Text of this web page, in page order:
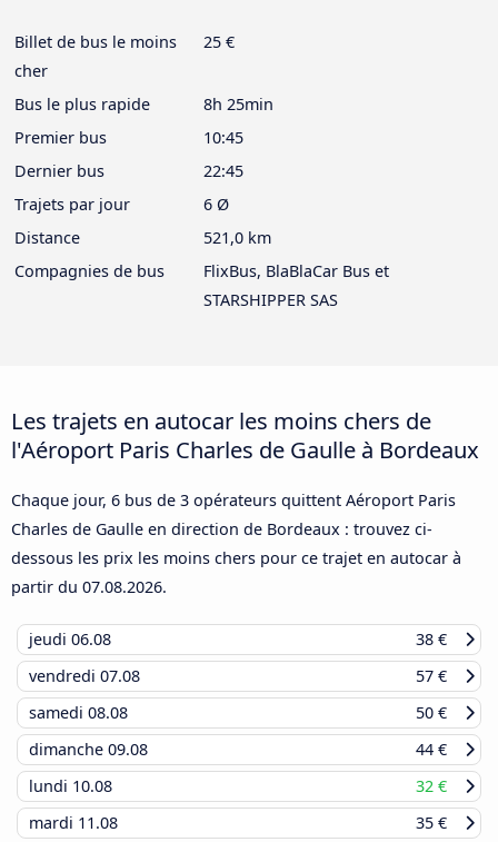
Billet de bus le moins
cher
25 €
Bus le plus rapide
8h 25min
Premier bus
10:45
Dernier bus
22:45
Trajets par jour
6 Ø
Distance
521,0 km
Compagnies de bus
FlixBus, BlaBlaCar Bus et
STARSHIPPER SAS
Les trajets en autocar les moins chers de
l'Aéroport Paris Charles de Gaulle à Bordeaux
Chaque jour, 6 bus de 3 opérateurs quittent Aéroport Paris
Charles de Gaulle en direction de Bordeaux : trouvez ci-
dessous les prix les moins chers pour ce trajet en autocar à
partir du 07.08.2026.
jeudi 06.08
38 €
vendredi 07.08
57 €
samedi 08.08
50 €
dimanche 09.08
44 €
lundi 10.08
32 €
mardi 11.08
35 €